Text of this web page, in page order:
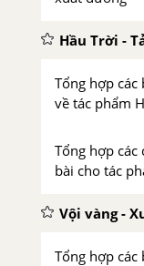
Hầu Trời -
Tổng hợp các
về tác phẩm
Tổng hợp các
bài cho tác
Vội vàng -
Tổng hợp các